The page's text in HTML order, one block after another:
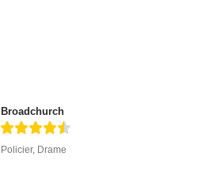
Broadchurch
Policier, Drame